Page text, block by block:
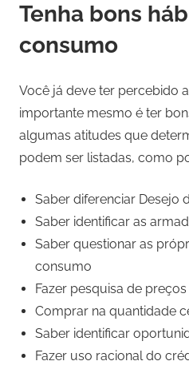
Tenha bons
consumo
Você já deve ter percebido
importante mesmo é ter
algumas atitudes que
podem ser listadas, como
Saber diferenciar Desejo
Saber identificar as
Saber questionar as
consumo
Fazer pesquisa de preços
Comprar na quantidade
Saber identificar
Fazer uso racional do